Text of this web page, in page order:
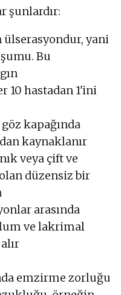
şunlardır:
ülserasyondur, yani
Bu
10 hastadan 1'ini
kapağında
kaynaklanır
veya çift ve
düzensiz bir
arasında
ve lakrimal
emzirme zorluğu